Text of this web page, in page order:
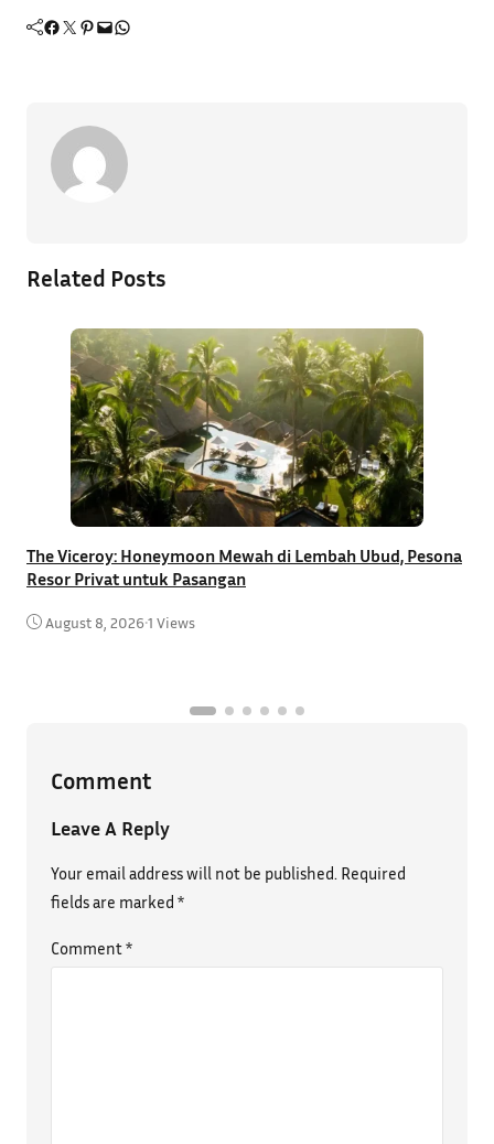
Facebook Twitter Pinterest Mail WhatsApp
Related Posts
The Viceroy: Honeymoon Mewah di Lembah Ubud, Pesona
Resor Privat untuk Pasangan
August 8, 2026•1 Views
Comment
Leave A Reply
Your email address will not be published. Required
fields are marked *
Comment*